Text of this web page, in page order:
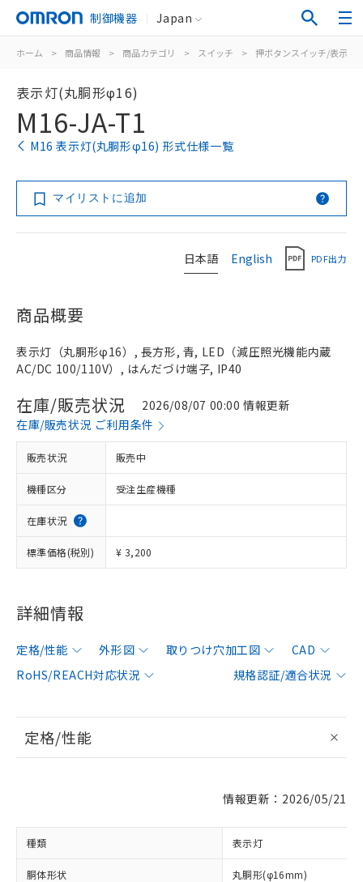
制御機器 Japan
ホーム > 商品情報 > 商品カテゴリ > スイッチ > 押ボタンスイッチ/表示灯
表示灯(丸胴形φ16)
M16-JA-T1
M16 表示灯(丸胴形φ16) 形式仕様一覧
マイリストに追加
日本語 English PDF出力
商品概要
表示灯（丸胴形φ16）, 長方形, 青, LED（減圧照光機能内蔵
AC/DC 100/110V）, はんだづけ端子, IP40
在庫/販売状況
2026/08/07 00:00 情報更新
在庫/販売状況 ご利用条件
販売状況 販売中
機種区分 受注生産機種
在庫状況
標準価格(税別) ¥ 3,200
詳細情報
定格/性能 外形図 取りつけ穴加工図
CAD
RoHS/REACH対応状況
規格認証/適合状況
定格/性能
情報更新：2026/05/21
種類 表示灯
胴体形状 丸胴形(φ16mm)